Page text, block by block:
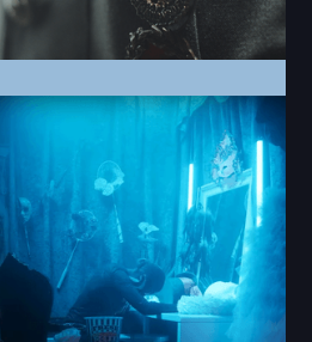
| Social Media | Fotos
Tirol
2023